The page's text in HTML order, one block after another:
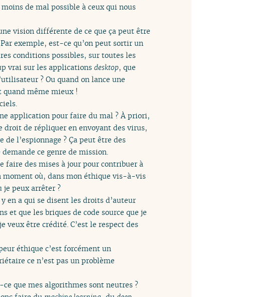
de mal possible à ceux qui nous
vision différente de ce que ça peut être
exemple, est-ce qu’on peut sortir un
conditions possibles, sur toutes les
vrai sur les applications desktop, que
? Ou quand on lance une
quand même mieux !
application pour faire du mal ? À priori,
droit de répliquer en envoyant des virus,
l’espionnage ? Ça peut être des
ce genre de mission.
faire des mises à jour pour contribuer à
moment où, dans mon éthique vis-à-vis
je peux arrêter ?
en a qui se disent les droits d’auteur
et que les briques de code source que je
être crédité. C’est le respect des
éthique c’est forcément un
ce n’est pas un problème
que mes algorithmes sont neutres ?